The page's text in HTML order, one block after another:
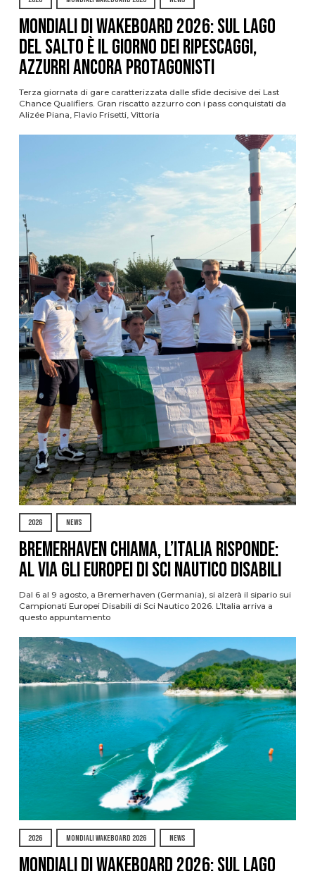
Mondiali di Wakeboard 2026: sul Lago
del Salto è il giorno dei ripescaggi,
azzurri ancora protagonisti
Terza giornata di gare caratterizzata dalle sfide decisive dei Last
Chance Qualifiers. Gran riscatto azzurro con i pass conquistati da
Alizée Piana, Flavio Frisetti, Vittoria
2026 NEWS
Bremerhaven chiama, l’Italia risponde:
al via gli Europei di Sci Nautico Disabili
Dal 6 al 9 agosto, a Bremerhaven (Germania), si alzerà il sipario sui
Campionati Europei Disabili di Sci Nautico 2026. L’Italia arriva a
questo appuntamento
2026 MONDIALI WAKEBOARD 2026 NEWS
Mondiali di Wakeboard 2026: sul Lago